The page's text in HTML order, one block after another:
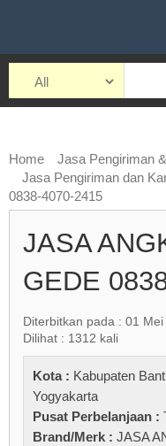
Home Jasa Pengiriman
Jasa Pengiriman dan
0838-4070-2415
JASA
GEDE
Diterbitkan pada : 01
Dilihat : 1312 kali
Kota : Kabupaten
Yogyakarta
Pusat Perbelanjaan :
Brand/Merk : JASA